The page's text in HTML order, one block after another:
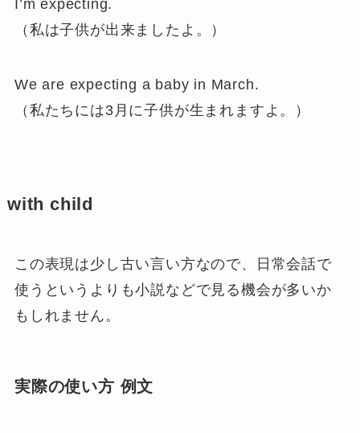
I’m expecting.
（私は子供が出来ましたよ。）
We are expecting a baby in March.
（私たちには3月に子供が生まれますよ。）
with child
この表現は少し古い言い方なので、日常会話で
使うというよりも小説などで見る機会が多いか
もしれません。
実際の使い方 例文